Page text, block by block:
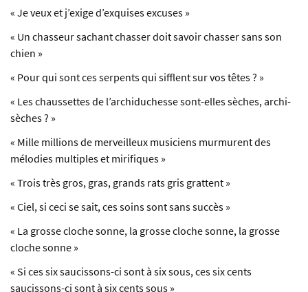
« Je veux et j’exige d’exquises excuses »
« Un chasseur sachant chasser doit savoir chasser sans son
chien »
« Pour qui sont ces serpents qui sifflent sur vos têtes ? »
« Les chaussettes de l’archiduchesse sont-elles sèches, archi-
sèches ? »
« Mille millions de merveilleux musiciens murmurent des
mélodies multiples et mirifiques »
« Trois très gros, gras, grands rats gris grattent »
« Ciel, si ceci se sait, ces soins sont sans succès »
« La grosse cloche sonne, la grosse cloche sonne, la grosse
cloche sonne »
« Si ces six saucissons-ci sont à six sous, ces six cents
saucissons-ci sont à six cents sous »